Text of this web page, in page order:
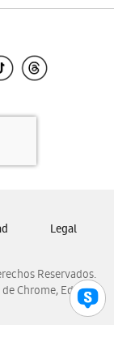
Reservados.
Chrome, Edge,
Legal